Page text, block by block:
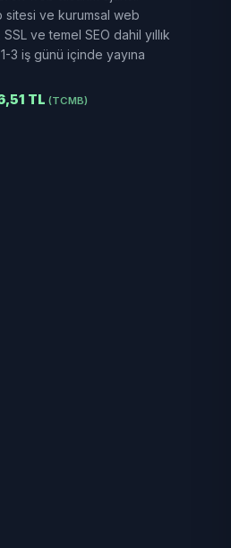
sitesi ve kurumsal web
SSL ve temel SEO dahil yıllık
3 iş günü içinde yayına
TL (TCMB)